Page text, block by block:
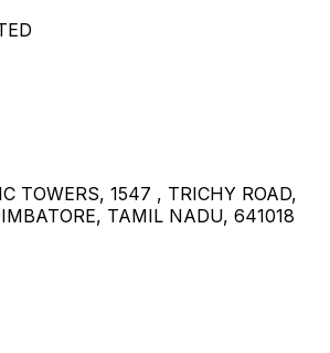
TOWERS, 1547 , TRICHY ROAD,
TAMIL NADU, 641018